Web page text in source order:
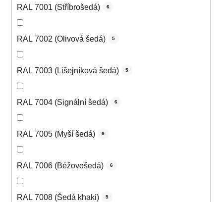
RAL 7001 (Stříbrošedá) 6
RAL 7002 (Olivová šedá) 5
RAL 7003 (Lišejníková šedá) 5
RAL 7004 (Signální šedá) 6
RAL 7005 (Myší šedá) 6
RAL 7006 (Béžovošedá) 6
RAL 7008 (Šedá khaki) 5